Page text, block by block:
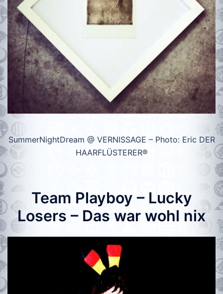
SummerNightDream @ VERNISSAGE – Photo: Eric DER
HAARFLÜSTERER®
Team Playboy – Lucky
Losers – Das war wohl nix